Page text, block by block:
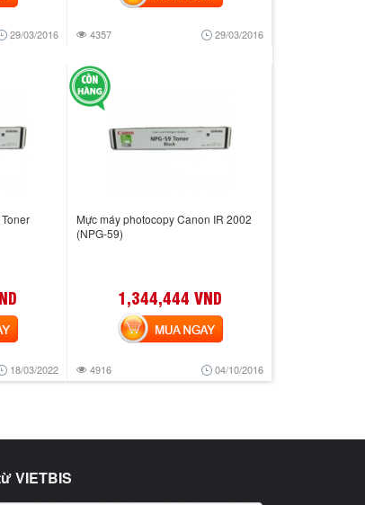
29/03/2016 4357 29/03/2016
18/03/2022
Mực máy photocopy Canon IR 2002
(NPG-59)
1,344,444 VND
4916 04/10/2016
MUA NGAY
VIETBIS